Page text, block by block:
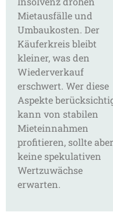
Mietausfälle und
Umbaukosten. Der
Käuferkreis bleibt
kleiner, was den
Wiederverkauf
erschwert. Wer diese
Aspekte
kann von stabilen
Mieteinnahmen
profitieren, sollte aber
keine spekulativen
Wertzuwächse
erwarten.